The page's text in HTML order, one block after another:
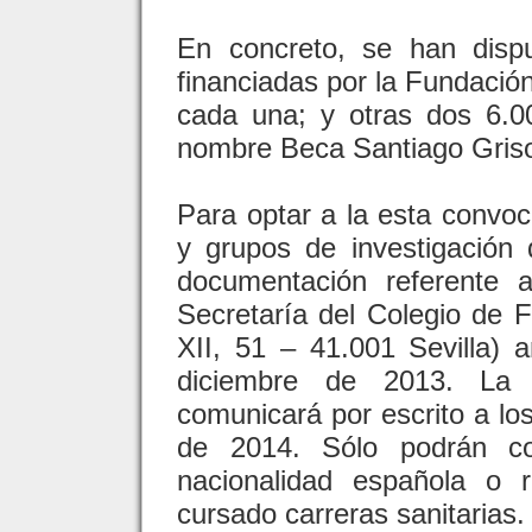
En concreto, se han
financiadas por la
cada una; y otras dos
nombre Beca Santiago
Para optar a la esta
y grupos de investigación
documentación
Secretaría del Colegio de
XII, 51 – 41.001 Sevilla)
diciembre de 2013.
comunicará por escrito a
de 2014. Sólo podrán
nacionalidad española o
cursado carreras sanitarias.